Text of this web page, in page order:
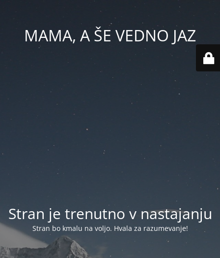
MAMA, A ŠE VEDNO JAZ
Stran je trenutno v nastajanju
Stran bo kmalu na voljo. Hvala za razumevanje!